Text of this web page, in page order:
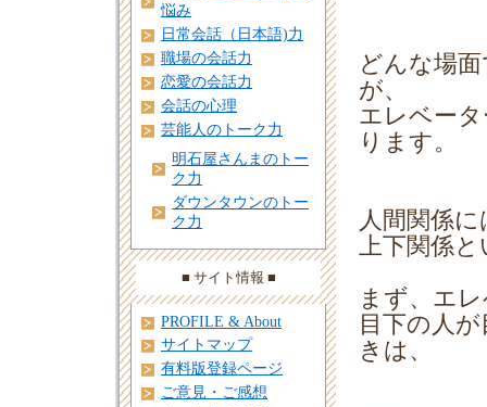
どんな場
が、
エレベー
ります。
人間関係
上下関係
まず、エ
目下の人
きは、
悩み
日常会話（日本語)力
職場の会話力
恋愛の会話力
会話の心理
芸能人のトーク力
明石屋さんまのトー
ク力
ダウンタウンのトー
ク力
■ サイト情報 ■
PROFILE & About
サイトマップ
有料版登録ページ
ご意見・ご感想